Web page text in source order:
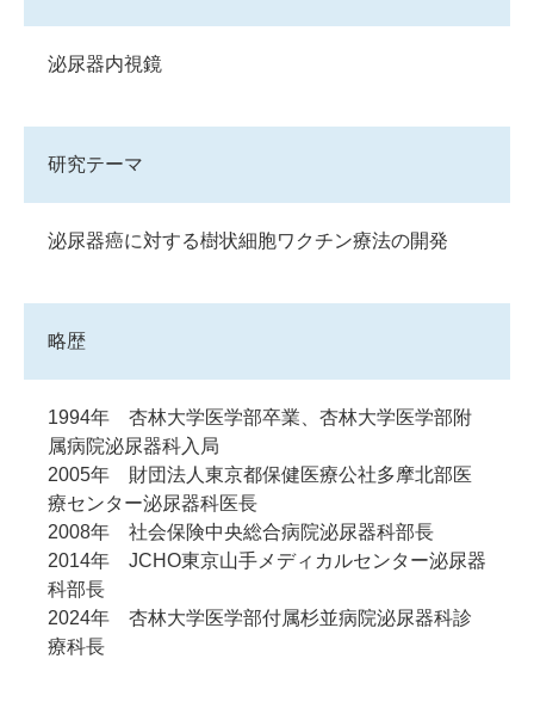
泌尿器内視鏡
研究テーマ
泌尿器癌に対する樹状細胞ワクチン療法の開発
略歴
1994年 杏林大学医学部卒業、杏林大学医学部附
属病院泌尿器科入局
2005年 財団法人東京都保健医療公社多摩北部医
療センター泌尿器科医長
2008年 社会保険中央総合病院泌尿器科部長
2014年 JCHO東京山手メディカルセンター泌尿器
科部長
2024年 杏林大学医学部付属杉並病院泌尿器科診
療科長